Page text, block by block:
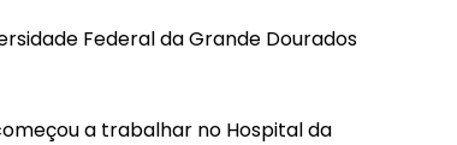
Federal da Grande Dourados
a trabalhar no Hospital da